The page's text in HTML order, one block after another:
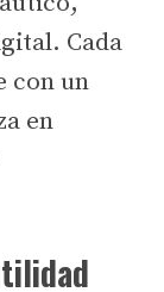
Cada
con un
en